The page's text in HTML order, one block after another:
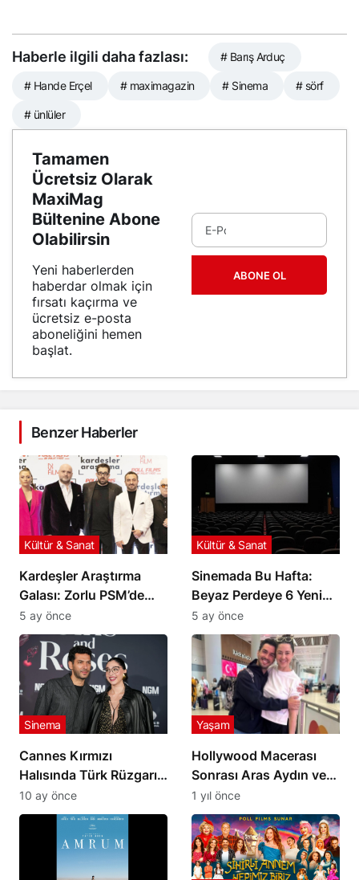
Haberle ilgili daha fazlası: # Barış Arduç
# Hande Erçel # maximagazin # Sinema # sörf
# ünlüler
Tamamen
Ücretsiz Olarak
MaxiMag
Bültenine Abone
Olabilirsin
Yeni haberlerden
haberdar olmak için
fırsatı kaçırma ve
ücretsiz e-posta
aboneliğini hemen
başlat.
ABONE OL
Benzer Haberler
Kardeşler Araştırma
Galası: Zorlu PSM’de
Yıldızlar Geçidi
Kültür & Sanat
5 ay önce
Sinemada Bu Hafta:
Beyaz Perdeye 6 Yeni
Film Geliyor
Kültür & Sanat
5 ay önce
Cannes Kırmızı
Halısında Türk Rüzgarı!
Demet Özdemir ve
Çağatay Ulusoy’un
‘Fıstık’ Şovu Olay
Yarattı! Murat Yıldırım
İhaneti Anlattı!
Sinema
10 ay önce
Hollywood Macerası
Sonrası Aras Aydın ve
Melis Birkan Türkiye’ye
Döndü
Yaşam
1 yıl önce